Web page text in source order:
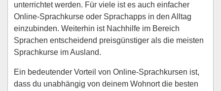
unterrichtet werden. Für viele ist es auch einfacher
Online-Sprachkurse oder Sprachapps in den Alltag
einzubinden. Weiterhin ist Nachhilfe im Bereich
Sprachen entscheidend preisgünstiger als die meisten
Sprachkurse im Ausland.
Ein bedeutender Vorteil von Online-Sprachkursen ist,
dass du unabhängig von deinem Wohnort die besten